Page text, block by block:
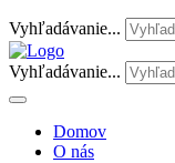
Vyhľadávanie...
Vyhľadávanie...
Domov
O nás